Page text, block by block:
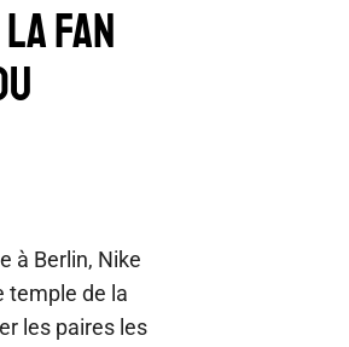
FAN
à Berlin, Nike
temple de la
les paires les